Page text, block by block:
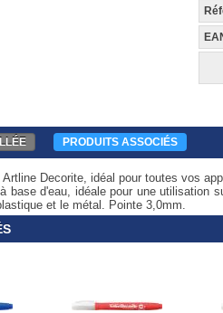
PRODUITS ASSOCIÉS
Artline Decorite, idéal pour toutes vos
base d'eau, idéale pour une utilisation
et le métal. Pointe 3,0mm.